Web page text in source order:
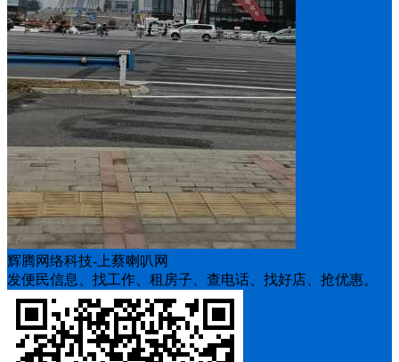
辉腾网络科技-上蔡喇叭网
发便民信息、找工作、租房子、查电话、找好店、抢优惠。